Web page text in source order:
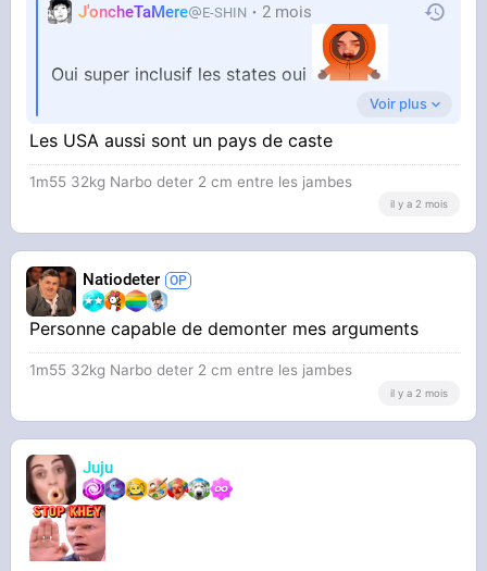
J'oncheTaMere E-SHIN 2 mois
Oui super inclusif les states oui
Super inclusif la France oui, pays de caste ou
tout est fait pour te maintenir en état
Voir plus
Les USA aussi sont un pays de caste
1m55 32kg Narbo deter 2 cm entre les jambes
il y a 2 mois
Natiodeter
Personne capable de demonter mes arguments
1m55 32kg Narbo deter 2 cm entre les jambes
il y a 2 mois
Juju